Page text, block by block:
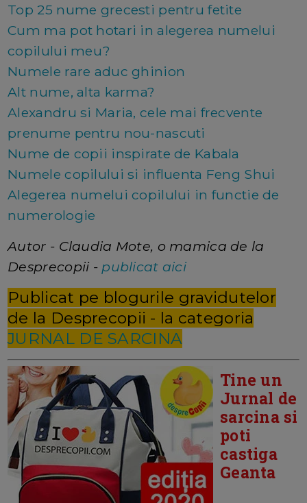
Top 25 nume grecesti pentru fetite
Cum ma pot hotari in alegerea numelui
copilului meu?
Numele rare aduc ghinion
Alt nume, alta karma?
Alexandru si Maria, cele mai frecvente
prenume pentru nou-nascuti
Nume de copii inspirate de Kabala
Numele copilului si influenta Feng Shui
Alegerea numelui copilului in functie de
numerologie
Autor - Claudia Mote, o mamica de la
Desprecopii - publicat aici
Publicat pe blogurile gravidutelor
de la Desprecopii - la categoria
JURNAL DE SARCINA
Tine un
Jurnal de
sarcina si
poti
castiga
Geanta